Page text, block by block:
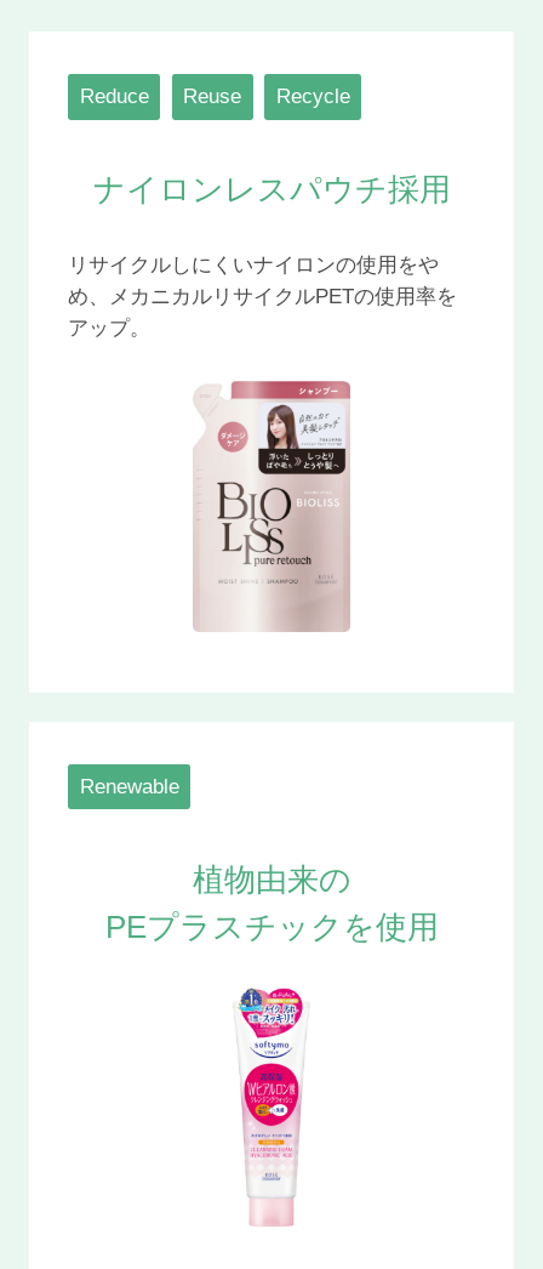
Reduce Reuse Recycle
ナイロンレスパウチ採用
リサイクルしにくいナイロンの使用をや
め、メカニカルリサイクルPETの使用率を
アップ。
Renewable
植物由来の
PEプラスチックを使用